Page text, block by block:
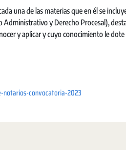
una de las materias que en él se
y Derecho Procesal),
y aplicar y cuyo conocimiento le
convocatoria-2023